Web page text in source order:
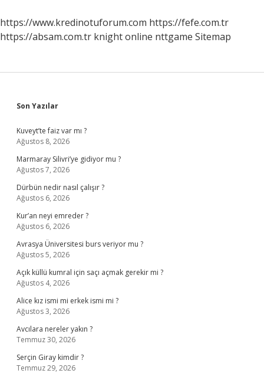
https://www.kredinotuforum.com https://fefe.com.tr
https://absam.com.tr knight online nttgame Sitemap
Sidebar
Son Yazılar
Kuveyt’te faiz var mı ?
Ağustos 8, 2026
Marmaray Silivri’ye gidiyor mu ?
Ağustos 7, 2026
Dürbün nedir nasıl çalışır ?
Ağustos 6, 2026
Kur’an neyi emreder ?
Ağustos 6, 2026
Avrasya Üniversitesi burs veriyor mu ?
Ağustos 5, 2026
Açık küllü kumral için saçı açmak gerekir mi ?
Ağustos 4, 2026
Alice kız ismi mi erkek ismi mi ?
Ağustos 3, 2026
Avcılara nereler yakın ?
Temmuz 30, 2026
Serçin Giray kimdir ?
Temmuz 29, 2026